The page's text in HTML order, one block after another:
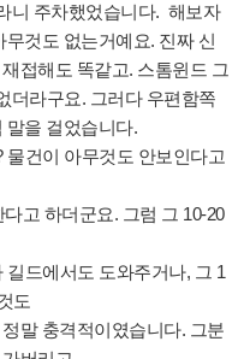
니 주차했었습니다. 해보자
것도 없는거예요. 진짜 신
접해도 똑같고. 스톰윈드 그
더라구요. 그러다 우편함쪽
말을 걸었습니다.
건이 아무것도 안보인다고
고 하더군요. 그럼 그 10-20
드에서도 도와주거나, 그 1
도
말 충격적이였습니다. 그분